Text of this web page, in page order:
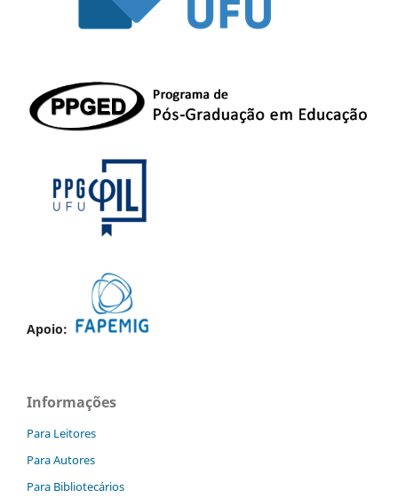
Apoio:
Informações
Para Leitores
Para Autores
Para Bibliotecários